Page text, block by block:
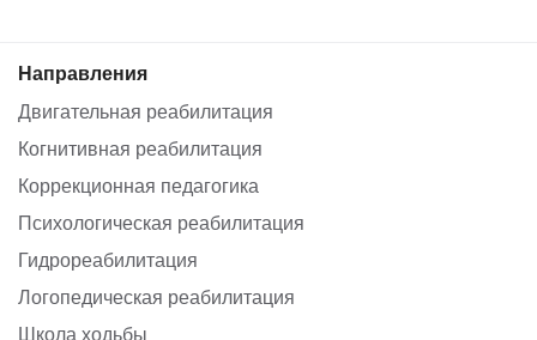
Направления
Двигательная реабилитация
Когнитивная реабилитация
Коррекционная педагогика
Психологическая реабилитация
Гидрореабилитация
Логопедическая реабилитация
Школа ходьбы